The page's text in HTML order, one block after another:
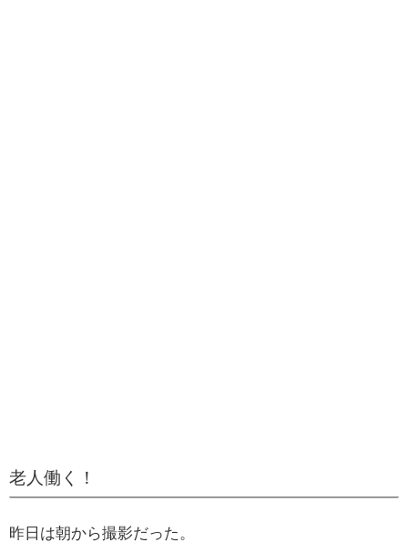
老人働く！
昨日は朝から撮影だった。